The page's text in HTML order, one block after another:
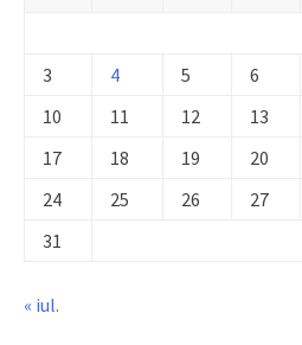
3
4 5 6
10
11 12 13
17
18 19 20
24
25 26 27
31
« iul.